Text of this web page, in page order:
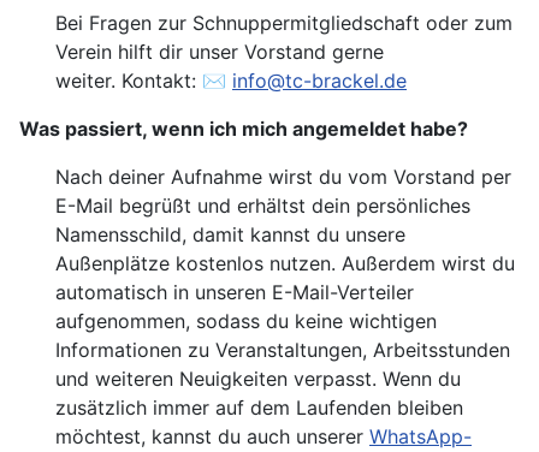
Bei Fragen zur Schnuppermitgliedschaft oder zum
Verein hilft dir unser Vorstand gerne
weiter. Kontakt: ✉️ info@tc-brackel.de
Was passiert, wenn ich mich angemeldet habe?
Nach deiner Aufnahme wirst du vom Vorstand per
E-Mail begrüßt und erhältst dein persönliches
Namensschild, damit kannst du unsere
Außenplätze kostenlos nutzen. Außerdem wirst du
automatisch in unseren E-Mail-Verteiler
aufgenommen, sodass du keine wichtigen
Informationen zu Veranstaltungen, Arbeitsstunden
und weiteren Neuigkeiten verpasst. Wenn du
zusätzlich immer auf dem Laufenden bleiben
möchtest, kannst du auch unserer WhatsApp-